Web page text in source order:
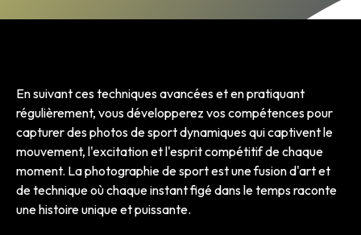
En suivant ces techniques avancées et en pratiquant
régulièrement, vous développerez vos compétences pour
capturer des photos de sport dynamiques qui captivent le
mouvement, l'excitation et l'esprit compétitif de chaque
moment. La photographie de sport est une fusion d'art et
de technique où chaque instant figé dans le temps raconte
une histoire unique et puissante.